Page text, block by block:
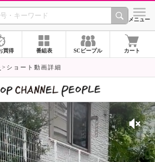
SHOP CHANNEL シメニュー
買得 番組表 SCピープル カート
ショート動画詳細